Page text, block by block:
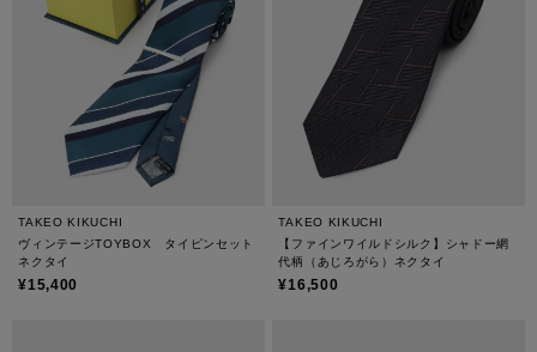
TAKEO KIKUCHI
ヴィンテージTOYBOX タイピンセット
ネクタイ
¥15,400
TAKEO KIKUCHI
【ファインワイルドシルク】シャドー網
代柄（あじろがら）ネクタイ
¥16,500